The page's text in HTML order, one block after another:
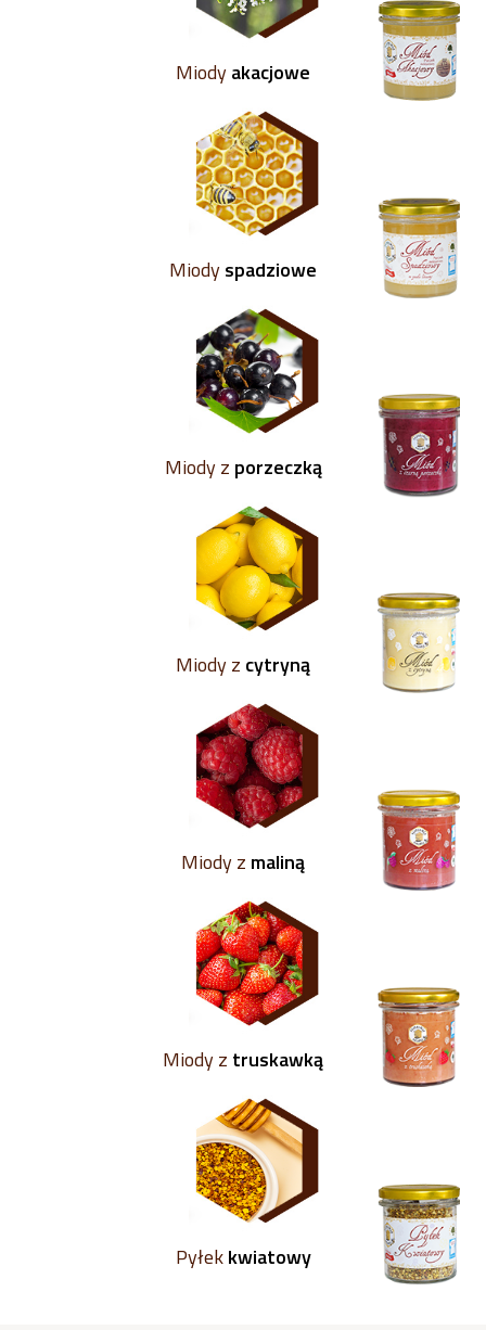
Miodyakacjowe
Miodyspadziowe
Miody z porzeczką
Miody z cytryną
Miody z maliną
Miody z truskawką
Pyłekkwiatowy